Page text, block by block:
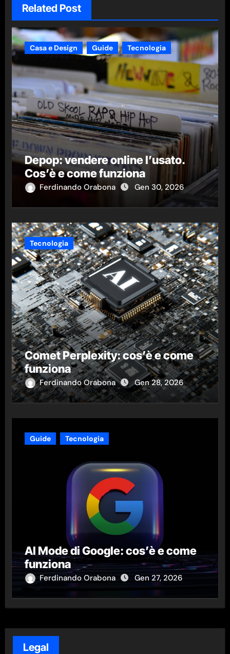
Related Post
Casa e Design Guide Tecnologia
Depop: vendere online l’usato.
Cos’è e come funziona
Ferdinando Orabona Gen 30, 2026
Tecnologia
Comet Perplexity: cos’è e come
funziona
Ferdinando Orabona Gen 28, 2026
Guide Tecnologia
AI Mode di Google: cos’è e come
funziona
Ferdinando Orabona Gen 27, 2026
Legal